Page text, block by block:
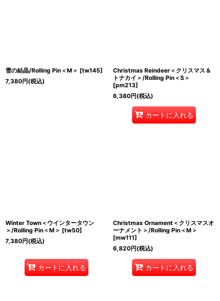
雪の結晶/Rolling Pin＜M＞ [tw145]
7,380円(税込)
Christmas Reindeer＜クリスマス＆
トナカイ＞/Rolling Pin＜S＞
[pm213]
6,380円(税込)
カートに入れる
Winter Town＜ウインタータウン
＞/Rolling Pin＜M＞ [tw50]
7,380円(税込)
カートに入れる
Christmas Ornament＜クリスマスオ
ーナメント＞/Rolling Pin＜M＞
[mw111]
6,820円(税込)
カートに入れる